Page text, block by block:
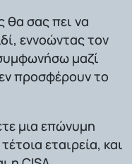
θα σας πει να
εννοώντας τον
μαζί
προσφέρουν το
μια επώνυμη
εταιρεία, και